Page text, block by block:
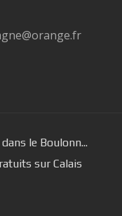
le Boulonn...
sur Calais